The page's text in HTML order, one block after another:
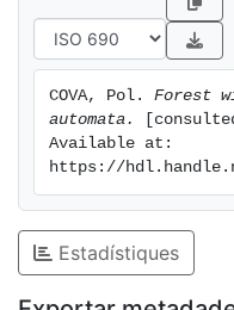
COVA, Pol. Forest
automata.
Available at:
https://
Estadístiques